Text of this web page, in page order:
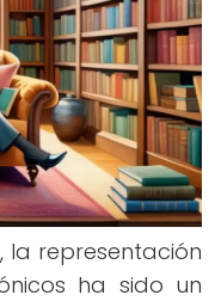
la representación
ha sido un